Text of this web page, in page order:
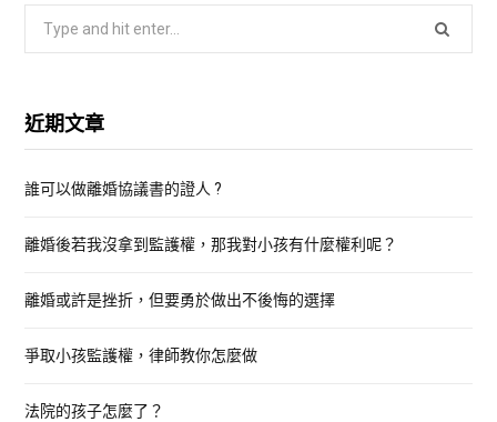
c
f
r
近期文章
誰可以做離婚協議書的證人 ?
離婚後若我沒拿到監護權，那我對小孩有什麼權利呢？
離婚或許是挫折，但要勇於做出不後悔的選擇
爭取小孩監護權，律師教你怎麼做
法院的孩子怎麼了？